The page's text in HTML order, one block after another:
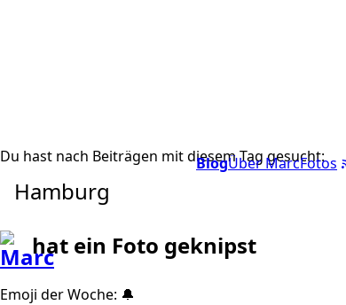
BlogÜber MarcFotos
Du hast nach Beiträgen mit diesem Tag gesucht:
Hamburg
hat ein Foto geknipst
Emoji der Woche: 🔔